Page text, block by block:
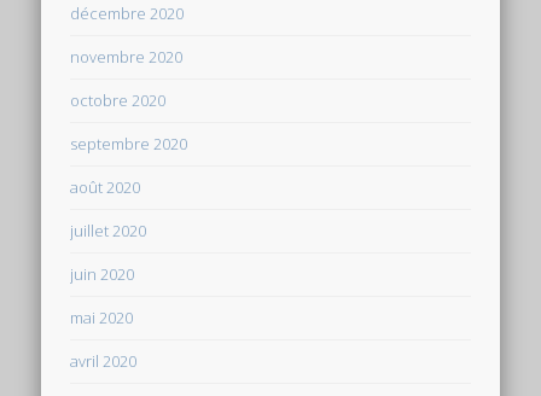
décembre 2020
novembre 2020
octobre 2020
septembre 2020
août 2020
juillet 2020
juin 2020
mai 2020
avril 2020